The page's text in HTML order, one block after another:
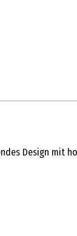
Design mit